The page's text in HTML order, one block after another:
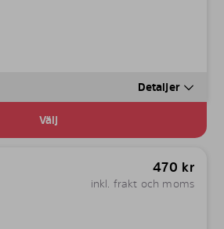
Detaljer
Välj
470 kr
inkl. frakt och moms